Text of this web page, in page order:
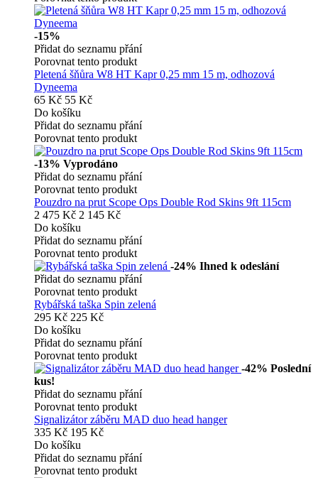
-15%
Přidat do seznamu přání
Porovnat tento produkt
Pletená šňůra W8 HT Kapr 0,25 mm 15 m, odhozová
Dyneema
65 Kč 55 Kč
Do košíku
Přidat do seznamu přání
Porovnat tento produkt
-13% Vyprodáno
Přidat do seznamu přání
Porovnat tento produkt
Pouzdro na prut Scope Ops Double Rod Skins 9ft 115cm
2 475 Kč 2 145 Kč
Do košíku
Přidat do seznamu přání
Porovnat tento produkt
-24% Ihned k odeslání
Přidat do seznamu přání
Porovnat tento produkt
Rybářská taška Spin zelená
295 Kč 225 Kč
Do košíku
Přidat do seznamu přání
Porovnat tento produkt
-42% Poslední
kus!
Přidat do seznamu přání
Porovnat tento produkt
Signalizátor záběru MAD duo head hanger
335 Kč 195 Kč
Do košíku
Přidat do seznamu přání
Porovnat tento produkt